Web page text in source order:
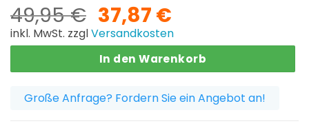
49,95€ Ursprünglicher
Preis
war:
49,95 €
37,87 €Aktueller
Preis
ist:
37,87 €.
inkl. MwSt. zzglVersandkosten
In den Warenkorb
Große Anfrage? Fordern Sie ein Angebot an!